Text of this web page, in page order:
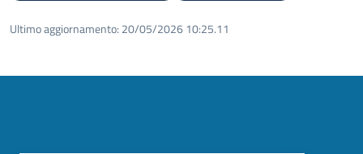
Ultimo aggiornamento: 20/05/2026 10:25.11